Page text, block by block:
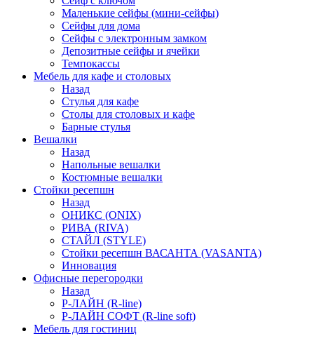
Маленькие сейфы (мини-сейфы)
Сейфы для дома
Сейфы с электронным замком
Депозитные сейфы и ячейки
Темпокассы
Мебель для кафе и столовых
Назад
Стулья для кафе
Столы для столовых и кафе
Барные стулья
Вешалки
Назад
Напольные вешалки
Костюмные вешалки
Стойки ресепшн
Назад
ОНИКС (ONIX)
РИВА (RIVA)
СТАЙЛ (STYLE)
Стойки ресепшн ВАСАНТА (VASANTA)
Инновация
Офисные перегородки
Назад
Р-ЛАЙН (R-line)
Р-ЛАЙН СОФТ (R-line soft)
Мебель для гостиниц